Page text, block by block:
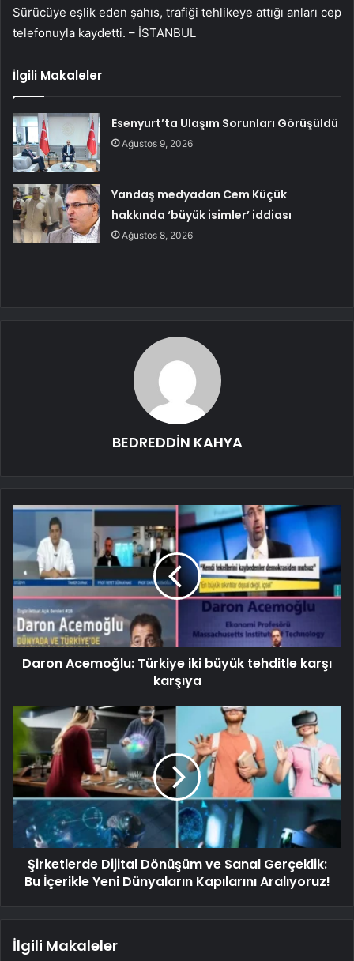
Sürücüye eşlik eden şahıs, trafiği tehlikeye attığı anları cep
telefonuyla kaydetti. – İSTANBUL
İlgili Makaleler
Esenyurt’ta Ulaşım Sorunları Görüşüldü
Ağustos 9, 2026
Yandaş medyadan Cem Küçük
hakkında ‘büyük isimler’ iddiası
Ağustos 8, 2026
BEDREDDİN KAHYA
Daron Acemoğlu: Türkiye iki büyük tehditle karşı
karşıya
Şirketlerde Dijital Dönüşüm ve Sanal Gerçeklik:
Bu İçerikle Yeni Dünyaların Kapılarını Aralıyoruz!
İlgili Makaleler